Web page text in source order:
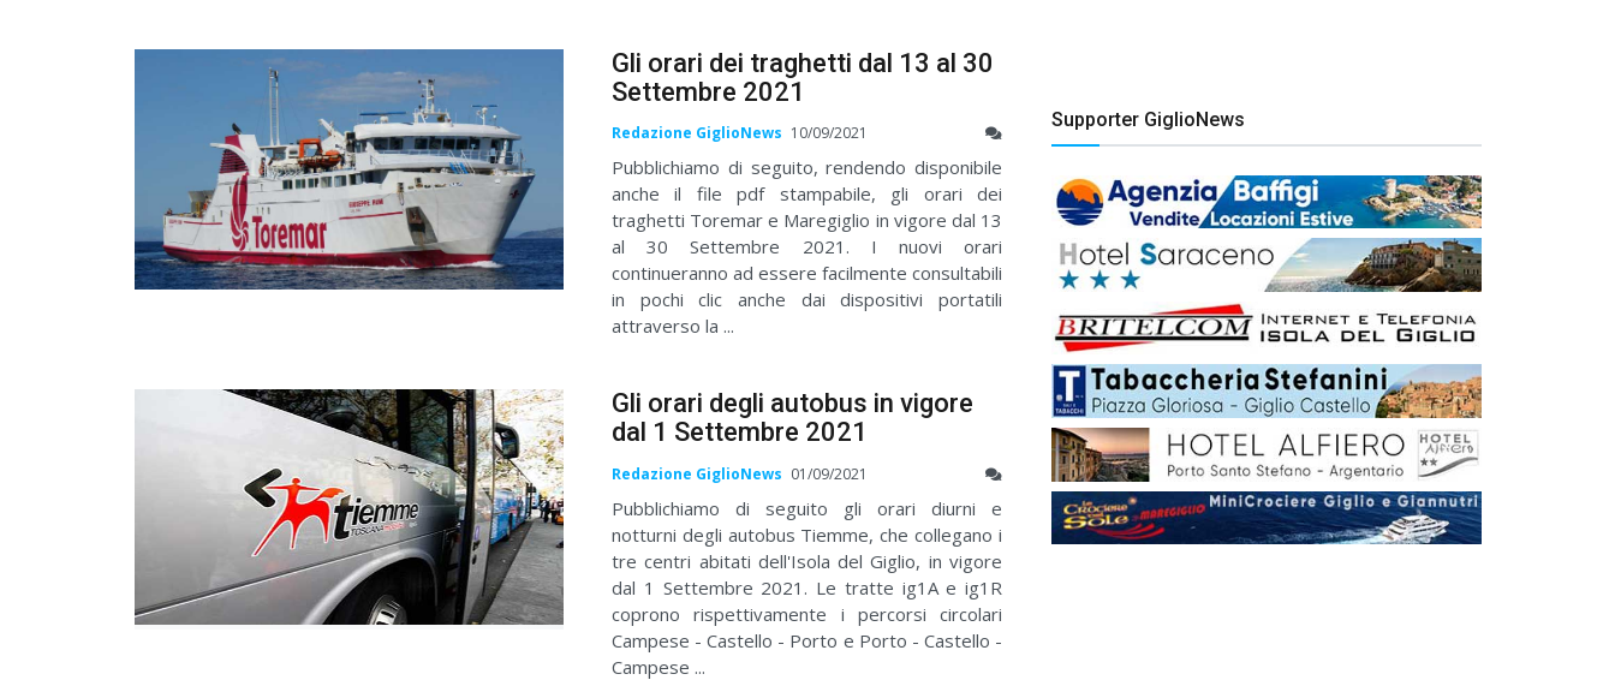
Gli orari dei traghetti dal 13 al 30
Settembre 2021
Redazione GiglioNews 10/09/2021
Pubblichiamo di seguito, rendendo disponibile
anche il file pdf stampabile, gli orari dei
traghetti Toremar e Maregiglio in vigore dal 13
al 30 Settembre 2021. I nuovi orari
continueranno ad essere facilmente consultabili
in pochi clic anche dai dispositivi portatili
attraverso la ...
Gli orari degli autobus in vigore
dal 1 Settembre 2021
Redazione GiglioNews 01/09/2021
Pubblichiamo di seguito gli orari diurni e
notturni degli autobus Tiemme, che collegano i
tre centri abitati dell'Isola del Giglio, in vigore
dal 1 Settembre 2021. Le tratte ig1A e ig1R
coprono rispettivamente i percorsi circolari
Campese - Castello - Porto e Porto - Castello -
Campese ...
Supporter GiglioNews